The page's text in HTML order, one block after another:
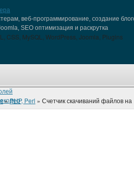
веб-программирование, создание
SEO оптимизация и раскрутка
»PHP, Perl » Счетчик скачиваний файлов